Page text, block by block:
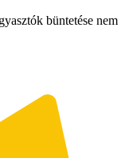
büntetése nem